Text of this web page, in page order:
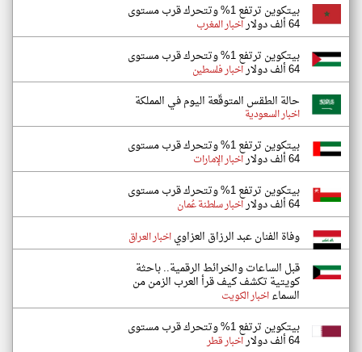
بيتكوين ترتفع 1% وتتحرك قرب مستوى
64 ألف دولار اخبار المغرب
بيتكوين ترتفع 1% وتتحرك قرب مستوى
64 ألف دولار اخبار فلسطين
حالة الطقس المتوقّعة اليوم في المملكة
اخبار السعودية
بيتكوين ترتفع 1% وتتحرك قرب مستوى
64 ألف دولار اخبار الإمارات
بيتكوين ترتفع 1% وتتحرك قرب مستوى
64 ألف دولار اخبار سلطنة عُمان
وفاة الفنان عبد الرزاق العزاوياخبار العراق
قبل الساعات والخرائط الرقمية.. باحثة
كويتية تكشف كيف قرأ العرب الزمن من
السماءاخبار الكويت
بيتكوين ترتفع 1% وتتحرك قرب مستوى
64 ألف دولار اخبار قطر